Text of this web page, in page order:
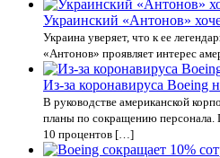
Украинский «Антонов»
Украина уверяет, что к ее
«Антонов» проявляет интерес
Из-за коронавируса Boeing
В руководстве американской
планы по сокращению персонала.
10 процентов […]